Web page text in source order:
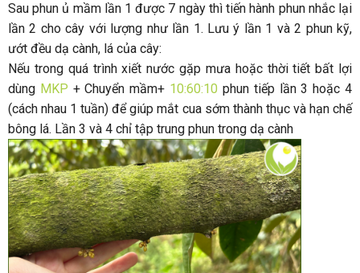
Sau phun ủ mầm lần 1 được 7 ngày thì tiến hành phun nhắc lại
lần 2 cho cây với lượng như lần 1. Lưu ý lần 1 và 2 phun kỹ,
ướt đều dạ cành, lá của cây:
Nếu trong quá trình xiết nước gặp mưa hoặc thời tiết bất lợi
dùng MKP + Chuyển mầm+ 10:60:10 phun tiếp lần 3 hoặc 4
(cách nhau 1 tuần) để giúp mắt cua sớm thành thục và hạn chế
bông lá. Lần 3 và 4 chỉ tập trung phun trong dạ cành